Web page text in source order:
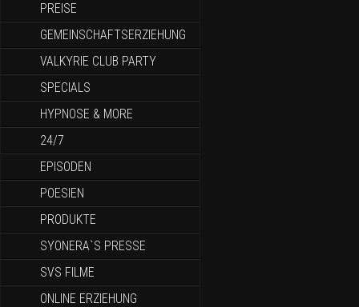
PREISE
GEMEINSCHAFTSERZIEHUNG
VALKYRIE CLUB PARTY
SPECIALS
HYPNOSE & MORE
24/7
EPISODEN
POESIEN
PRODUKTE
SYONERA`S PRESSE
SVS FILME
ONLINE ERZIEHUNG